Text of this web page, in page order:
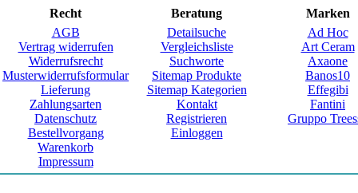
Recht
AGB
Vertrag widerrufen
Widerrufsrecht
Musterwiderrufsformular
Lieferung
Zahlungsarten
Datenschutz
Bestellvorgang
Warenkorb
Impressum
Beratung
Detailsuche
Vergleichsliste
Suchworte
Sitemap Produkte
Sitemap Kategorien
Kontakt
Registrieren
Einloggen
Marken
Ad Hoc
Art Ceram
Axaone
Banos10
Effegibi
Fantini
Gruppo